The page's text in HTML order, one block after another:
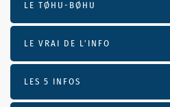
LE TØHU-BØHU
LE VRAI DE L’INFO
LES 5 INFOS